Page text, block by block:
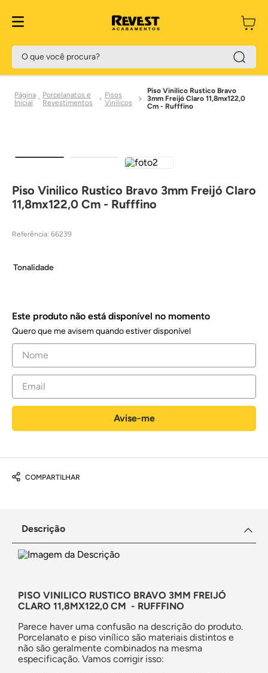
O que você procura?
Porcelanatos e
Revestimentos
Pisos
Vinílicos
Piso Vinilico Rustico Bravo
3mm Freijó Claro 11,8mx122,0
Cm - Rufffino
Piso Vinilico Rustico Bravo 3mm Freijó Claro
11,8mx122,0 Cm - Rufffino
Referência: 66239
Tonalidade
Este produto não está disponível no momento
Quero que me avisem quando estiver disponível
COMPARTILHAR
Descrição
PISO VINILICO RUSTICO BRAVO 3MM FREIJÓ
CLARO 11,8MX122,0 CM - RUFFFINO
Parece haver uma confusão na descrição do produto.
Porcelanato e piso vinílico são materiais distintos e
não são geralmente combinados na mesma
especificação. Vamos corrigir isso: